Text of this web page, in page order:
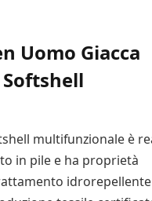
Uomo Giacca
multifunzionale è
in pile e ha proprietà
idrorepellente